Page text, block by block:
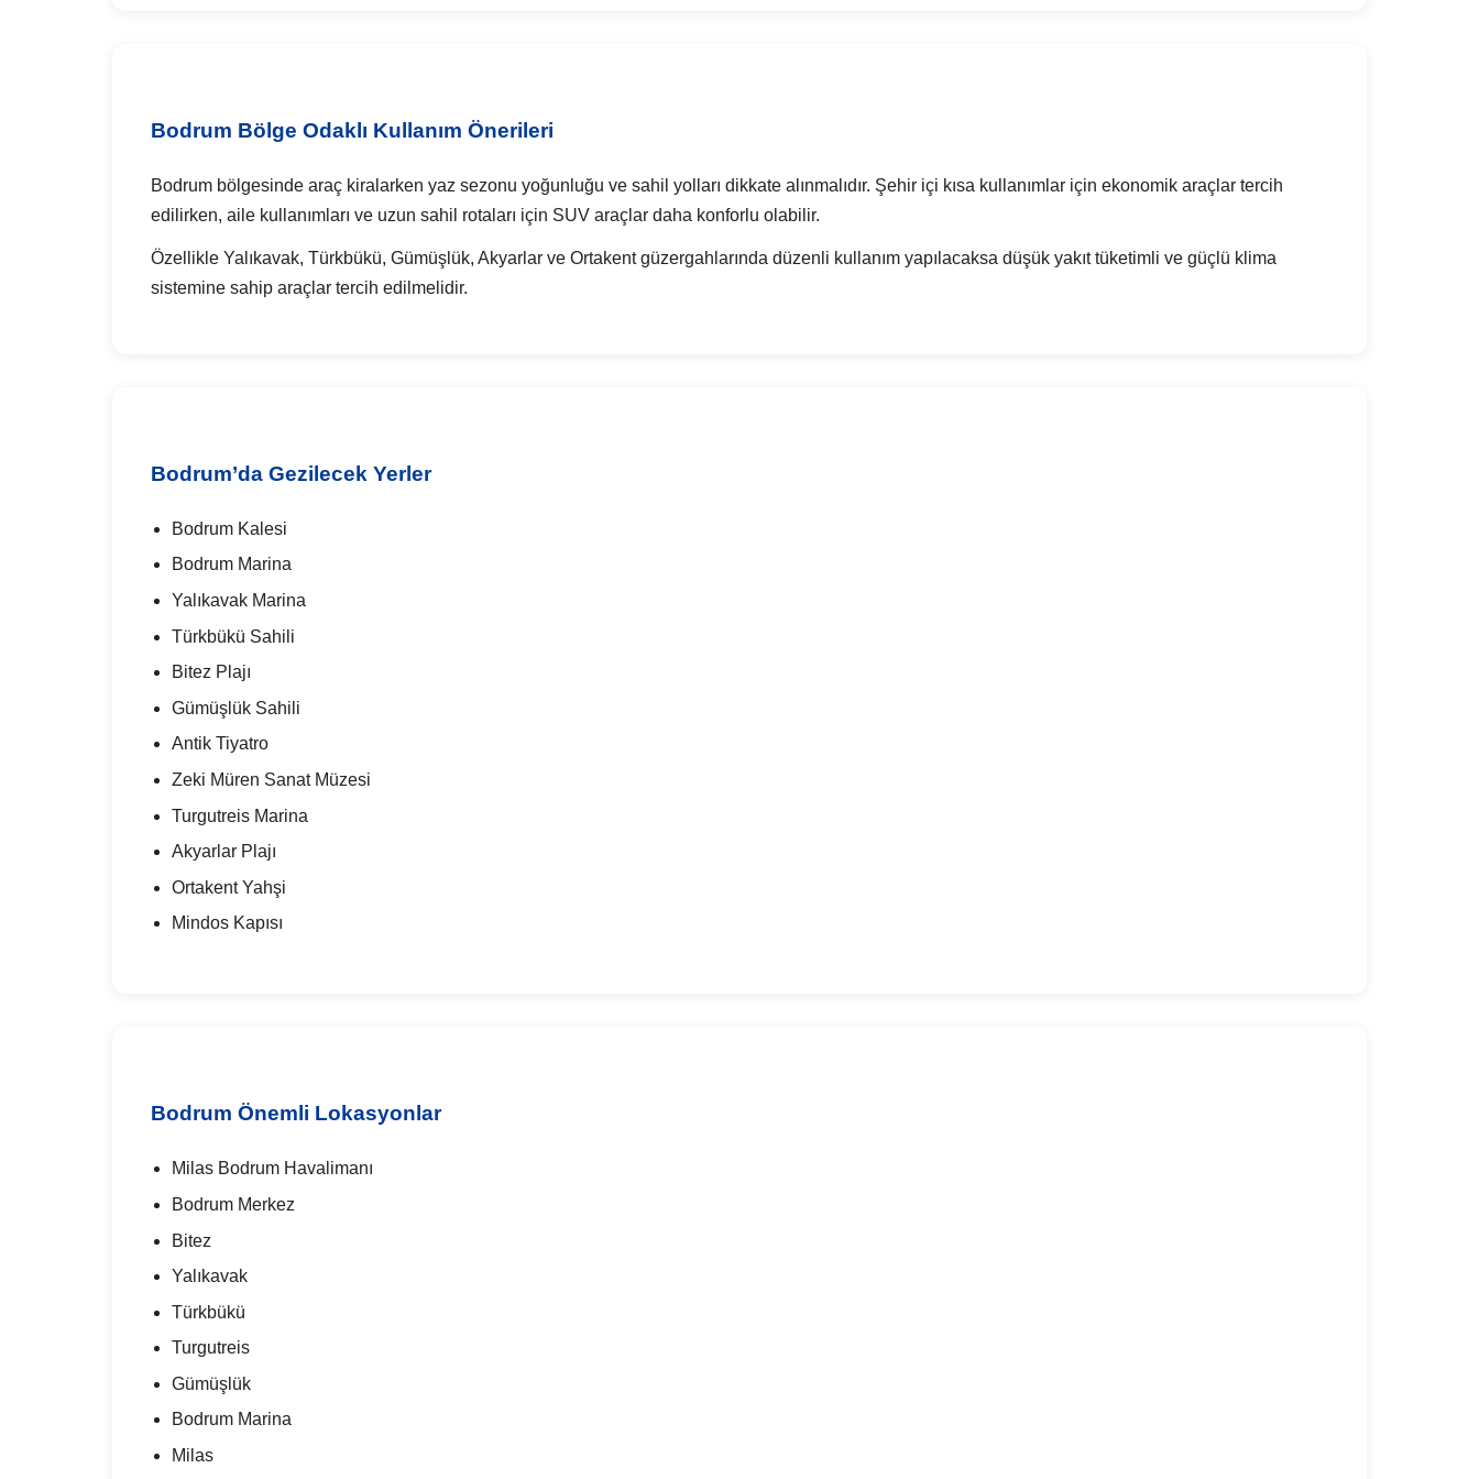
Bodrum Bölge Odaklı Kullanım Önerileri
Bodrum bölgesinde araç kiralarken yaz sezonu yoğunluğu ve sahil yolları dikkate alınmalıdır. Şehir içi kısa kullanımlar için ekonomik araçlar tercih
edilirken, aile kullanımları ve uzun sahil rotaları için SUV araçlar daha konforlu olabilir.
Özellikle Yalıkavak, Türkbükü, Gümüşlük, Akyarlar ve Ortakent güzergahlarında düzenli kullanım yapılacaksa düşük yakıt tüketimli ve güçlü klima
sistemine sahip araçlar tercih edilmelidir.
Bodrum’da Gezilecek Yerler
Bodrum Kalesi
Bodrum Marina
Yalıkavak Marina
Türkbükü Sahili
Bitez Plajı
Gümüşlük Sahili
Antik Tiyatro
Zeki Müren Sanat Müzesi
Turgutreis Marina
Akyarlar Plajı
Ortakent Yahşi
Mindos Kapısı
Bodrum Önemli Lokasyonlar
Milas Bodrum Havalimanı
Bodrum Merkez
Bitez
Yalıkavak
Türkbükü
Turgutreis
Gümüşlük
Bodrum Marina
Milas